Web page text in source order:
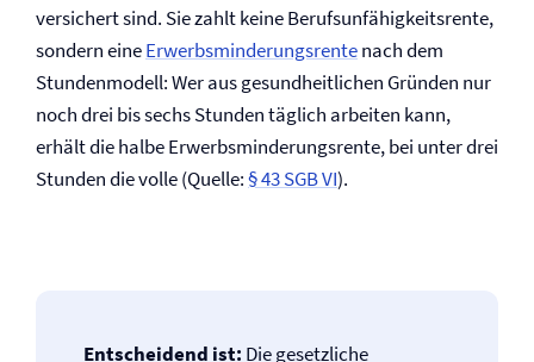
versichert sind. Sie zahlt keine Berufs­unfähigkeitsrente,
sondern eineErwerbsminderungs­rentenach dem
Stundenmodell: Wer aus gesundheitlichen Gründen nur
noch drei bis sechs Stunden täglich arbeiten kann,
erhält die halbe Erwerbsminderungs­rente, bei unter drei
Stunden die volle (Quelle:§ 43 SGB VI).
Entscheidend ist: Die gesetzliche